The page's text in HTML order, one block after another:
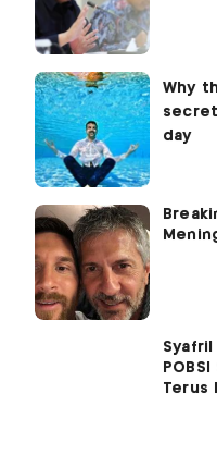
Terus